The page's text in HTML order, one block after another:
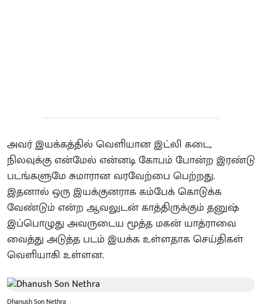
அவர் இயக்கத்தில் வெளியான இட்லி கடை,
நிலவுக்கு என்மேல் என்னடி கோபம் போன்ற இரண்டு
படங்களுமே சுமாரான வரவேற்பை பெற்றது.
இதனால் ஒரு இயக்குனராக கம்பேக் கொடுக்க
வேண்டும் என்ற ஆவலுடன் காத்திருக்கும் தனுஷ்
இப்பொழுது அவருடைய மூத்த மகன் யாத்ராவை
வைத்து அடுத்த படம் இயக்க உள்ளதாக செய்திகள்
வெளியாகி உள்ளன.
Dhanush Son Nethra